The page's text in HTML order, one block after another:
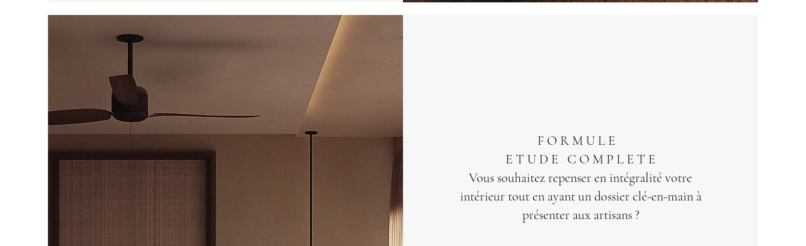
F O R M U L E
E T U D E C O M P L E T E
Vous souhaitez repenser en intégralité votre
intérieur tout en ayant un dossier clé-en-main à
présenter aux artisans ?